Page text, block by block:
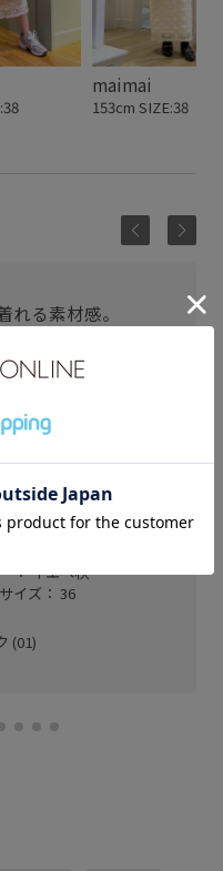
maimai
153cm SIZE:38
れる素材感。
入り。
ポイントでお値段以
ートしやすい。
ス
： イエベ秋
イズ： 36
(01)